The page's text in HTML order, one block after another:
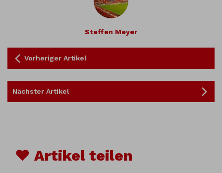
Steffen Meyer
Vorheriger Artikel
Nächster Artikel
♥ Artikel teilen